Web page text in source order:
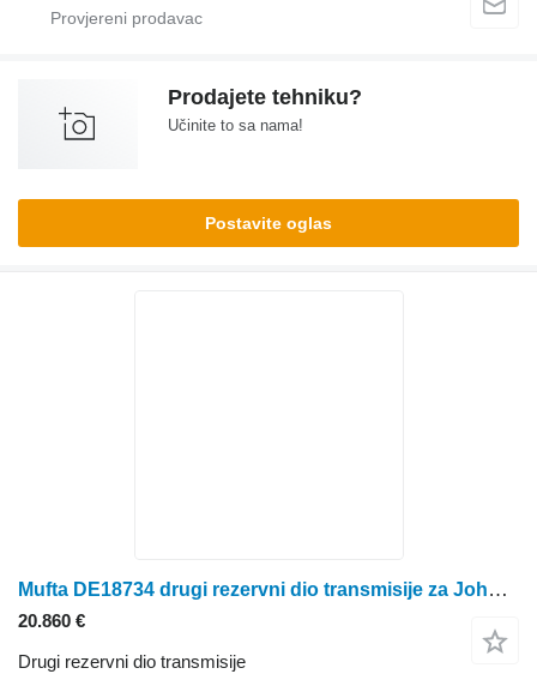
Prodajete tehniku?
Učinite to sa nama!
Postavite oglas
Mufta DE18734 drugi rezervni dio transmisije za John Deere 9470 STS, 9560 STS kombajna za žito
20.860 €
Drugi rezervni dio transmisije